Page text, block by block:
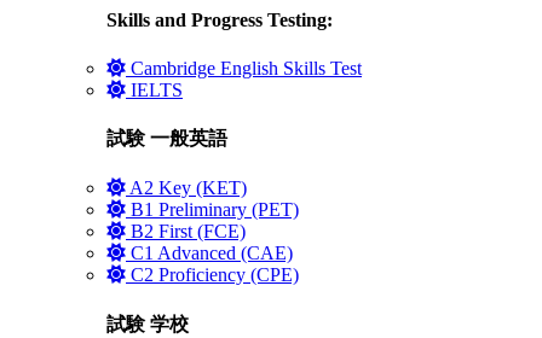
Skills and Progress Testing:
Cambridge English Skills Test
IELTS
試験 一般英語
A2 Key (KET)
B1 Preliminary (PET)
B2 First (FCE)
C1 Advanced (CAE)
C2 Proficiency (CPE)
試験 学校